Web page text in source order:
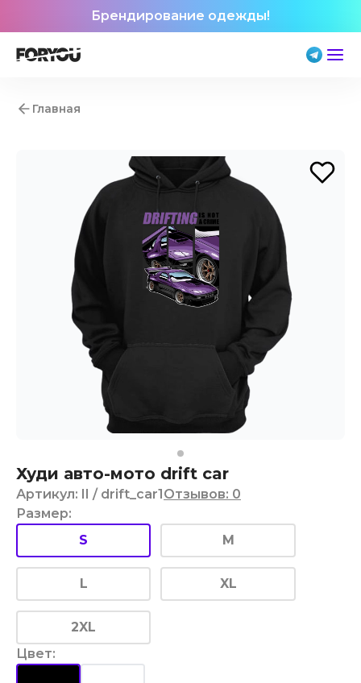
Брендирование одежды!
Главная
Худи авто-мото drift car
Артикул: II / drift_car1Отзывов: 0
Размер:
S
M
L XL
2XL
Цвет: